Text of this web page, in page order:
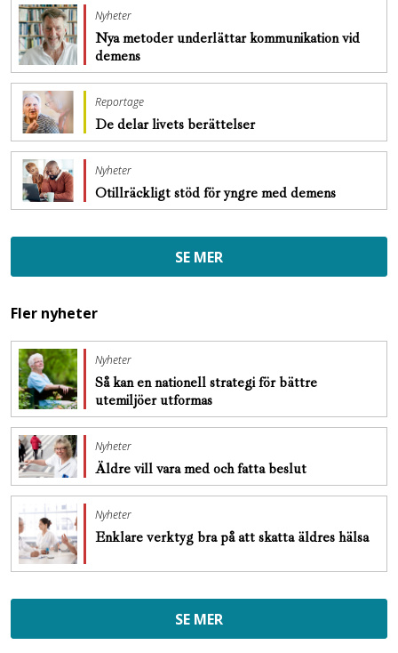
Nyheter
Nya metoder underlättar kommunikation vid
demens
Reportage
De delar livets berättelser
Nyheter
Otillräckligt stöd för yngre med demens
SE MER
Fler nyheter
Nyheter
Så kan en nationell strategi för bättre
utemiljöer utformas
Nyheter
Äldre vill vara med och fatta beslut
Nyheter
Enklare verktyg bra på att skatta äldres hälsa
SE MER